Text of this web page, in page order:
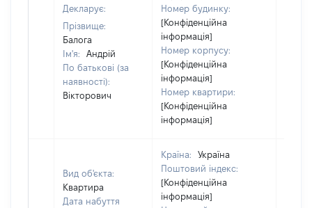
Декларує:
Прізвище:
Балога
Ім'я:
Андрій
По батькові (за
наявності):
Вікторович
Номер будинку:
[Конфіденційна
інформація]
Номер корпусу:
[Конфіденційна
інформація]
Номер квартири:
[Конфіденційна
інформація]
Вид об'єкта:
Квартира
Дата набуття
Країна:
Україна
Поштовий індекс:
[Конфіденційна
інформація]